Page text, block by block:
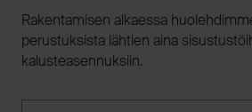
Rakentamisen alkaessa
perustuksista lähtien aina
kalusteasennuksiin.